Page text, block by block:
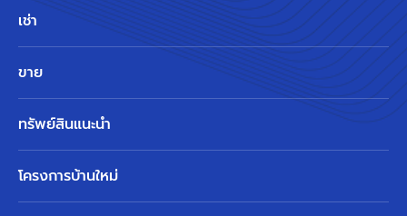
เช่า
ขาย
ทรัพย์สินแนะนำ
โครงการบ้านใหม่